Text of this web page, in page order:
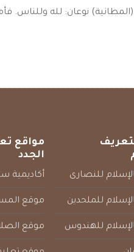
نوعان: لله وللناس.
للنصارى
للملحدين
للهندوس
مواقع
الجدد
أكاديمية
موقع
موقع